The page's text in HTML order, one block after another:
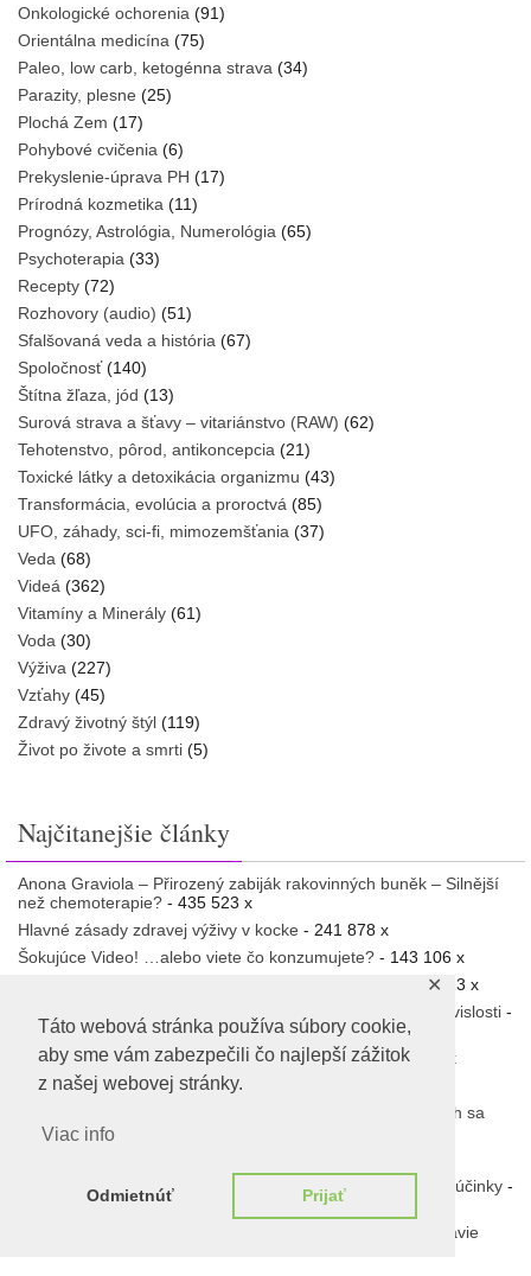
Táto webová stránka používa súbory cookie,
aby sme vám zabezpečili čo najlepší zážitok
z našej webovej stránky.
Viac info
Odmietnúť Prijať
✕
Onkologické ochorenia (91)
Orientálna medicína (75)
Paleo, low carb, ketogénna strava (34)
Parazity, plesne (25)
Plochá Zem (17)
Pohybové cvičenia (6)
Prekyslenie-úprava PH (17)
Prírodná kozmetika (11)
Prognózy, Astrológia, Numerológia (65)
Psychoterapia (33)
Recepty (72)
Rozhovory (audio) (51)
Sfalšovaná veda a história (67)
Spoločnosť(140)
Štítna žľaza, jód (13)
Surová strava a šťavy – vitariánstvo (RAW) (62)
Tehotenstvo, pôrod, antikoncepcia (21)
Toxické látky a detoxikácia organizmu (43)
Transformácia, evolúcia a proroctvá (85)
UFO, záhady, sci-fi, mimozemšťania (37)
Veda (68)
Videá (362)
Vitamíny a Minerály (61)
Voda (30)
Výživa (227)
Vzťahy (45)
Zdravý životný štýl (119)
Život po živote a smrti (5)
Najčitanejšie články
Anona Graviola – Přirozený zabiják rakovinných buněk – Silnější
než chemoterapie? - 435 523 x
Hlavné zásady zdravej výživy v kocke - 241 878 x
Šokujúce Video! …alebo viete čo konzumujete? - 143 106 x
- 128 313 x
Liečba rakoviny stravou Dr. Budwig a psychosomatické súvislosti -
115 108 x
Šokujúca „pravda“ o vode – liečenie pitím vody- 111 836 x
Neuveríte, v čom všetkom nás klamú
Experimenty v Rusku prinášajú šokujúce úspechy o ktorých sa
nepíše- 111 223 x
Kurkuma nie je len korenie. Objavte jej zdraviu prospešné účinky -
108 613 x
„Vírusy“, baktérie a iné mikroorganizmy a ich vplyv na zdravie